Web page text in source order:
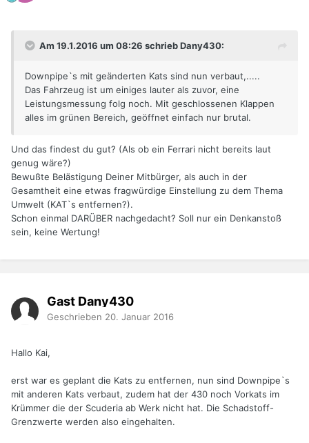
Am 19.1.2016 um 08:26 schrieb Dany430:
Downpipe`s mit geänderten Kats sind nun verbaut,.....
Das Fahrzeug ist um einiges lauter als zuvor, eine
Leistungsmessung folg noch. Mit geschlossenen Klappen
alles im grünen Bereich, geöffnet einfach nur brutal.
Und das findest du gut? (Als ob ein Ferrari nicht bereits laut
genug wäre?)
Bewußte Belästigung Deiner Mitbürger, als auch in der
Gesamtheit eine etwas fragwürdige Einstellung zu dem Thema
Umwelt (KAT`s entfernen?).
Schon einmal DARÜBER nachgedacht? Soll nur ein Denkanstoß
sein, keine Wertung!
Gast Dany430
Geschrieben 20. Januar 2016
Hallo Kai,
erst war es geplant die Kats zu entfernen, nun sind Downpipe`s
mit anderen Kats verbaut, zudem hat der 430 noch Vorkats im
Krümmer die der Scuderia ab Werk nicht hat. Die Schadstoff-
Grenzwerte werden also eingehalten.